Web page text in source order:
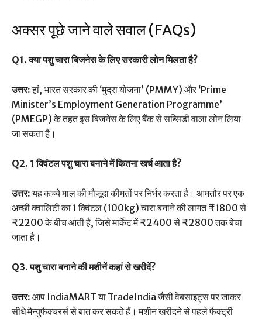
अक्सर पूछे जाने वाले सवाल (FAQs)
Q1. क्या पशु चारा बिजनेस के लिए सरकारी लोन मिलता है?
उत्तर:हां, भारत सरकार की ‘मुद्रा योजना’ (PMMY) और ‘Prime
Minister’s Employment Generation Programme’
(PMEGP) के तहत इस बिजनेस के लिए बैंक से सब्सिडी वाला लोन लिया
जा सकता है।
Q2. 1 क्विंटल पशु चारा बनाने में कितना खर्च आता है?
उत्तर:यह कच्चे माल की मौजूदा कीमतों पर निर्भर करता है। आमतौर पर एक
अच्छी क्वालिटी का 1 क्विंटल (100kg) चारा बनाने की लागत ₹1800 से
₹2200 के बीच आती है, जिसे मार्केट में ₹2400 से ₹2800 तक बेचा
जाता है।
Q3. पशु चारा बनाने की मशीनें कहां से खरीदें?
उत्तर: आप IndiaMART या TradeIndia जैसी वेबसाइट्स पर जाकर
सीधे मैन्युफैक्चरर्स से बात कर सकते हैं। मशीन खरीदने से पहले फैक्ट्री